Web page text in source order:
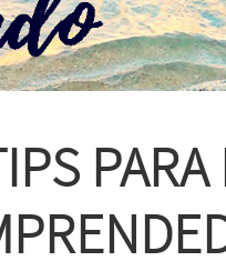
PARA